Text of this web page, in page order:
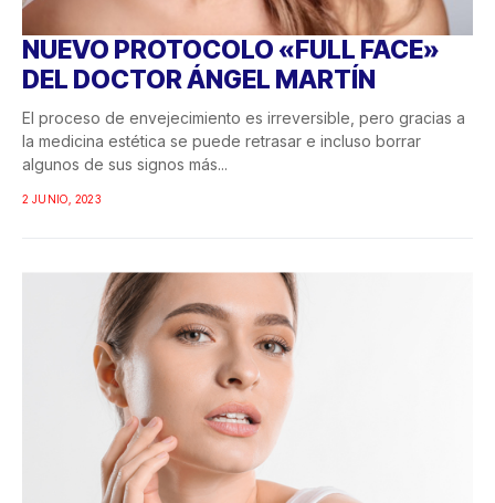
NUEVO PROTOCOLO «FULL FACE»
DEL DOCTOR ÁNGEL MARTÍN
El proceso de envejecimiento es irreversible, pero gracias a
la medicina estética se puede retrasar e incluso borrar
algunos de sus signos más...
2 JUNIO, 2023